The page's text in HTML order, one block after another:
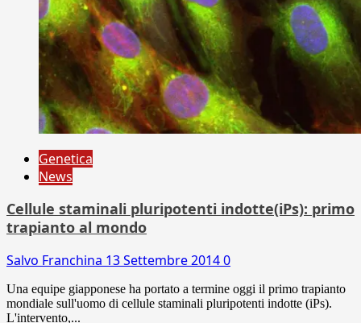
Genetica
News
Cellule staminali pluripotenti indotte(iPs): primo
trapianto al mondo
Salvo Franchina 13 Settembre 20140
Una equipe giapponese ha portato a termine oggi il primo trapianto
mondiale sull'uomo di cellule staminali pluripotenti indotte (iPs).
L'intervento,...